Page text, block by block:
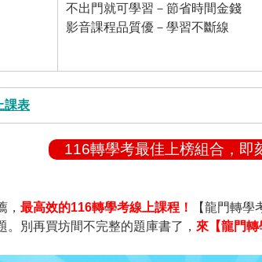
不出門就可學習－節省時間金錢
影音課程品質優－學習不斷線
課表
116轉學考最佳上榜組合，即
， 最高效的116轉學考線上課程！
【龍門轉
別再買坊間不完整的題庫書了， 來【龍門轉